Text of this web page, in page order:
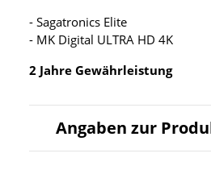
- Sagatronics Elite
- MK Digital ULTRA HD 4K
2 Jahre Gewährleistung
Angaben zur